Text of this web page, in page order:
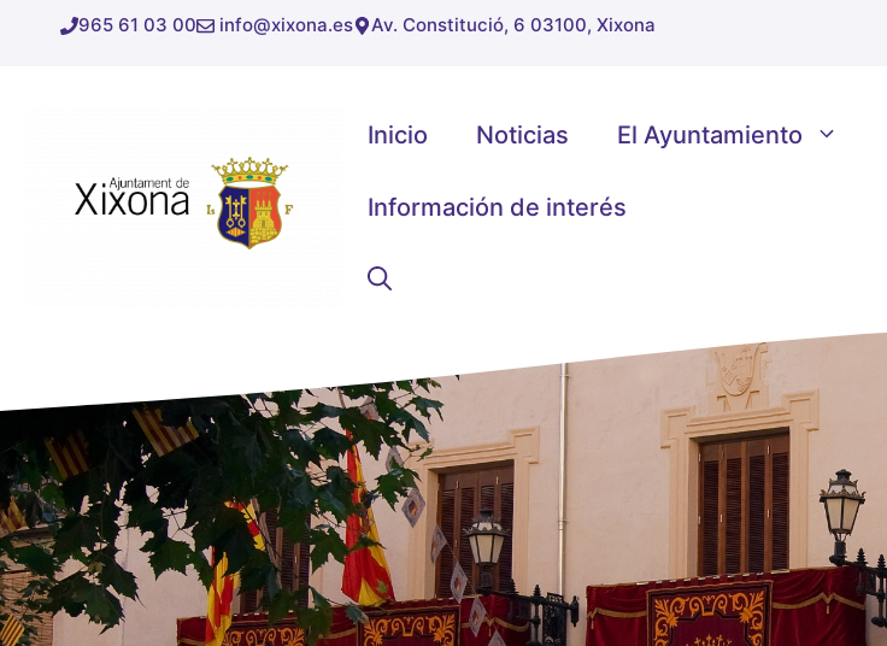
965 61 03 00 info@xixona.es Av. Constitució, 6 03100, Xixona
Inicio Noticias El Ayuntamiento
Información de interés